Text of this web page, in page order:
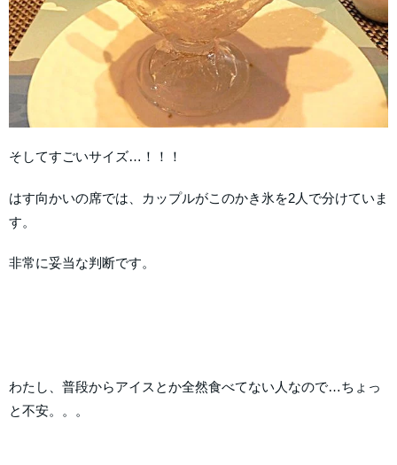
そしてすごいサイズ…！！！
はす向かいの席では、カップルがこのかき氷を2人で分けていま
す。
非常に妥当な判断です。
わたし、普段からアイスとか全然食べてない人なので…ちょっ
と不安。。。